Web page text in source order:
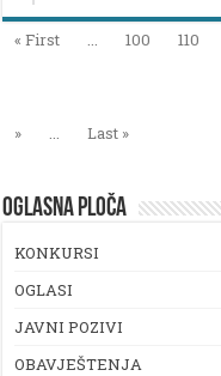
« First 100 110
»
Last »
OGLASNA PLOČA
KONKURSI
OGLASI
JAVNI POZIVI
OBAVJEŠTENJA